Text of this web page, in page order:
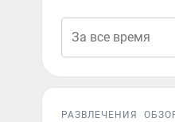
РАЗВЛЕЧЕНИЯ